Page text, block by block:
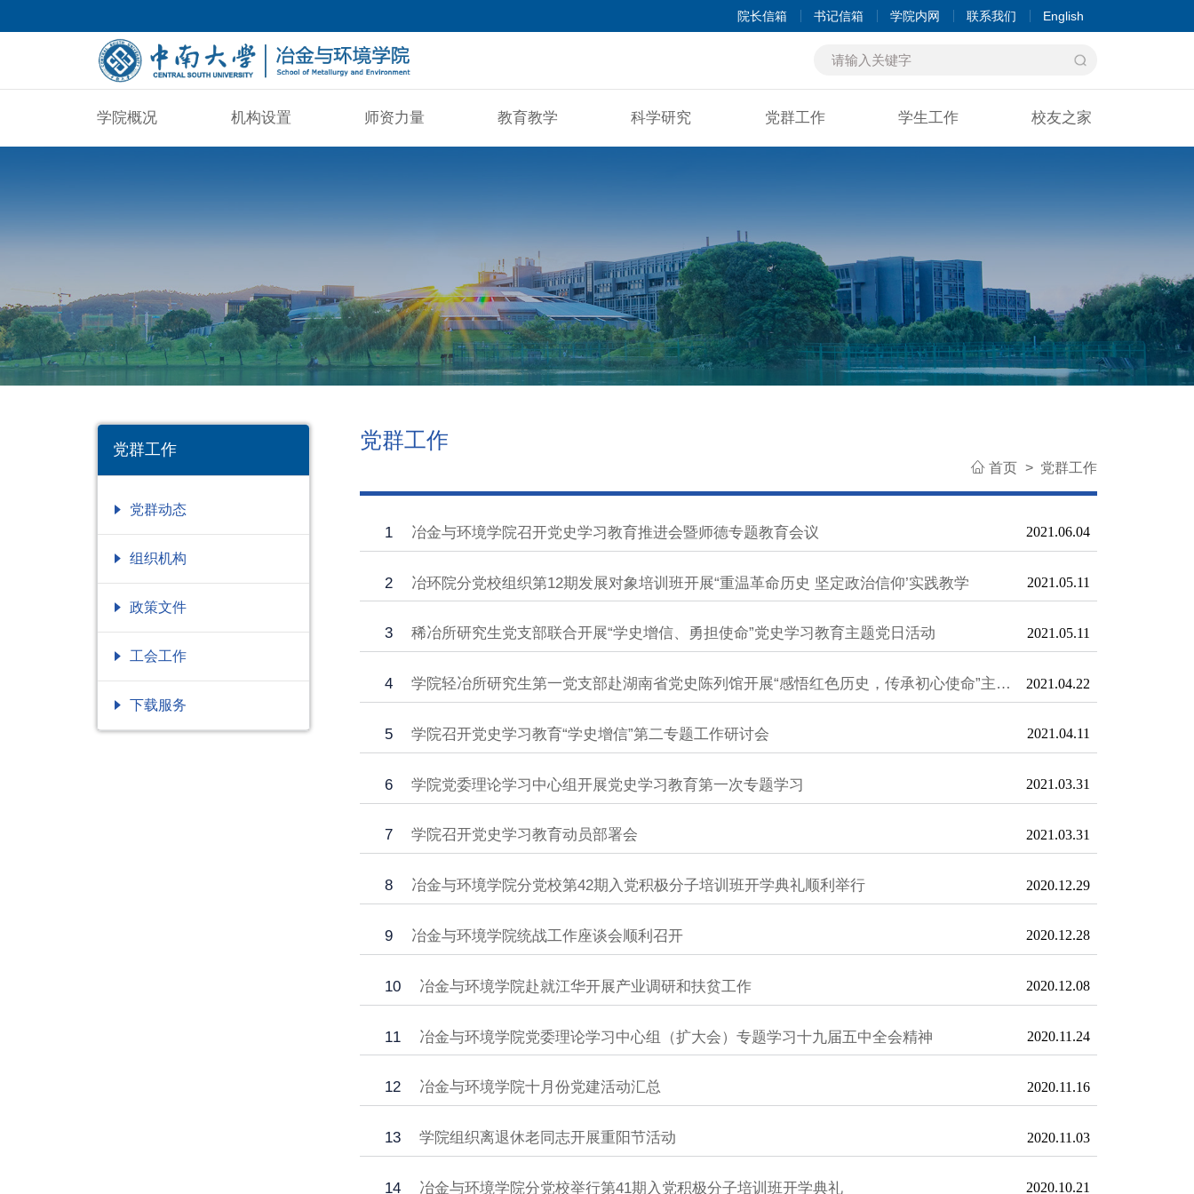
院长信箱 书记信箱 学院内网 联系我们 English
学院概况 机构设置 师资力量 教育教学 科学研究 党群工作 学生工作 校友之家
党群工作
党群动态
组织机构
政策文件
工会工作
下载服务
党群工作
首页 > 党群工作
1 冶金与环境学院召开党史学习教育推进会暨师德专题教育会议 2021.06.04
2 冶环院分党校组织第12期发展对象培训班开展“重温革命历史 坚定政治信仰’实践教学 2021.05.11
3 稀冶所研究生党支部联合开展“学史增信、勇担使命”党史学习教育主题党日活动 2021.05.11
4
学院轻冶所研究生第一党支部赴湖南省党史陈列馆开展“感悟红色历史，传承初心使命”主题
党日活动
2021.04.22
5 学院召开党史学习教育“学史增信”第二专题工作研讨会 2021.04.11
6 学院党委理论学习中心组开展党史学习教育第一次专题学习 2021.03.31
7 学院召开党史学习教育动员部署会 2021.03.31
8 冶金与环境学院分党校第42期入党积极分子培训班开学典礼顺利举行 2020.12.29
9 冶金与环境学院统战工作座谈会顺利召开 2020.12.28
10 冶金与环境学院赴就江华开展产业调研和扶贫工作 2020.12.08
11 冶金与环境学院党委理论学习中心组（扩大会）专题学习十九届五中全会精神 2020.11.24
12 冶金与环境学院十月份党建活动汇总 2020.11.16
13 学院组织离退休老同志开展重阳节活动 2020.11.03
14 冶金与环境学院分党校举行第41期入党积极分子培训班开学典礼 2020.10.21